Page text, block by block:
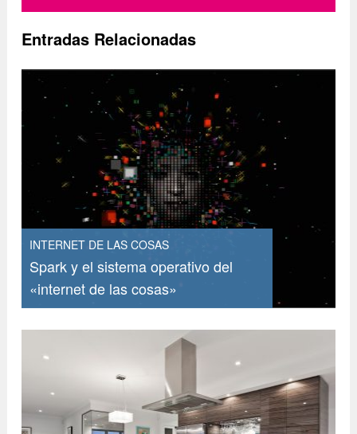
Entradas Relacionadas
INTERNET DE LAS COSAS
Spark y el sistema operativo del
«internet de las cosas»